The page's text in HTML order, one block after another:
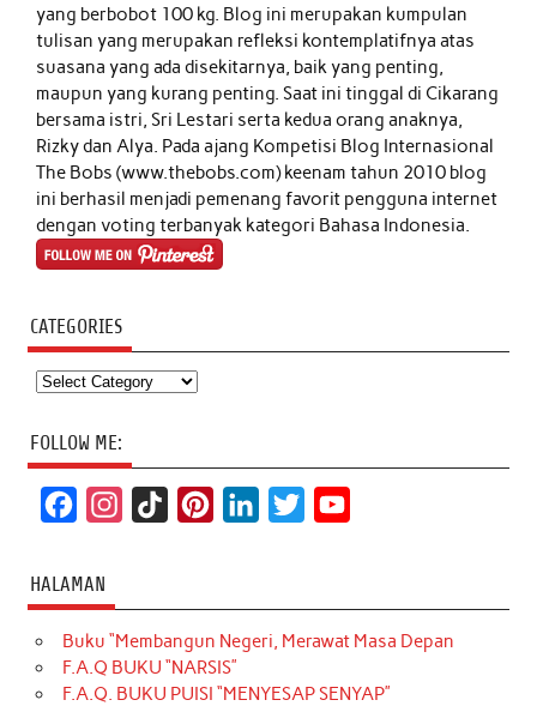
yang berbobot 100 kg. Blog ini merupakan kumpulan
tulisan yang merupakan refleksi kontemplatifnya atas
suasana yang ada disekitarnya, baik yang penting,
maupun yang kurang penting. Saat ini tinggal di Cikarang
bersama istri, Sri Lestari serta kedua orang anaknya,
Rizky dan Alya. Pada ajang Kompetisi Blog Internasional
The Bobs (www.thebobs.com) keenam tahun 2010 blog
ini berhasil menjadi pemenang favorit pengguna internet
dengan voting terbanyak kategori Bahasa Indonesia.
CATEGORIES
Categories
FOLLOW ME:
c
e
b
o
t
a
g
T
o
k
t
e
r
k
e
d
t
t
e
T
u
b
HALAMAN
Buku “Membangun Negeri, Merawat Masa Depan
F.A.Q BUKU “NARSIS”
F.A.Q. BUKU PUISI “MENYESAP SENYAP”